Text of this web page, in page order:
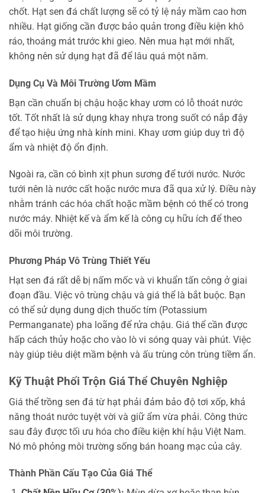
chốt. Hạt sen đá chất lượng sẽ có tỷ lệ nảy mầm cao hơn
nhiều. Hạt giống cần được bảo quản trong điều kiện khô
ráo, thoáng mát trước khi gieo. Nên mua hạt mới nhất,
không nên sử dụng hạt đã để lâu quá một năm.
Dụng Cụ Và Môi Trường Ươm Mầm
Bạn cần chuẩn bị chậu hoặc khay ươm có lỗ thoát nước
tốt. Tốt nhất là sử dụng khay nhựa trong suốt có nắp đậy
để tạo hiệu ứng nhà kính mini. Khay ươm giúp duy trì độ
ẩm và nhiệt độ ổn định.
Ngoài ra, cần có bình xịt phun sương để tưới nước. Nước
tưới nên là nước cất hoặc nước mưa đã qua xử lý. Điều này
nhằm tránh các hóa chất hoặc mầm bệnh có thể có trong
nước máy. Nhiệt kế và ẩm kế là công cụ hữu ích để theo
dõi môi trường.
Phương Pháp Vô Trùng Thiết Yếu
Hạt sen đá rất dễ bị nấm mốc và vi khuẩn tấn công ở giai
đoạn đầu. Việc vô trùng chậu và giá thể là bắt buộc. Bạn
có thể sử dụng dung dịch thuốc tím (Potassium
Permanganate) pha loãng để rửa chậu. Giá thể cần được
hấp cách thủy hoặc cho vào lò vi sóng quay vài phút. Việc
này giúp tiêu diệt mầm bệnh và ấu trùng côn trùng tiềm ẩn.
Kỹ Thuật Phối Trộn Giá Thể Chuyên Nghiệp
Giá thể trồng sen đá từ hạt phải đảm bảo độ tơi xốp, khả
năng thoát nước tuyệt vời và giữ ẩm vừa phải. Công thức
sau đây được tối ưu hóa cho điều kiện khí hậu Việt Nam.
Nó mô phỏng môi trường sống bán hoang mạc của cây.
Thành Phần Cấu Tạo Của Giá Thể